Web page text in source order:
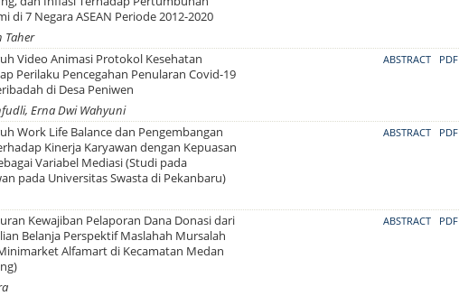
di 7 Negara ASEAN Periode 2012-2020
Taher
Video Animasi Protokol Kesehatan
Perilaku Pencegahan Penularan Covid-19
di Desa Peniwen
ABSTRACT PDF
Erna Dwi Wahyuni
Work Life Balance dan Pengembangan
Kinerja Karyawan dengan Kepuasan
Variabel Mediasi (Studi pada
pada Universitas Swasta di Pekanbaru)
ABSTRACT PDF
Kewajiban Pelaporan Dana Donasi dari
Belanja Perspektif Maslahah Mursalah
Alfamart di Kecamatan Medan
ABSTRACT PDF